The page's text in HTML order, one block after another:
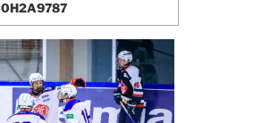
0H2A9787